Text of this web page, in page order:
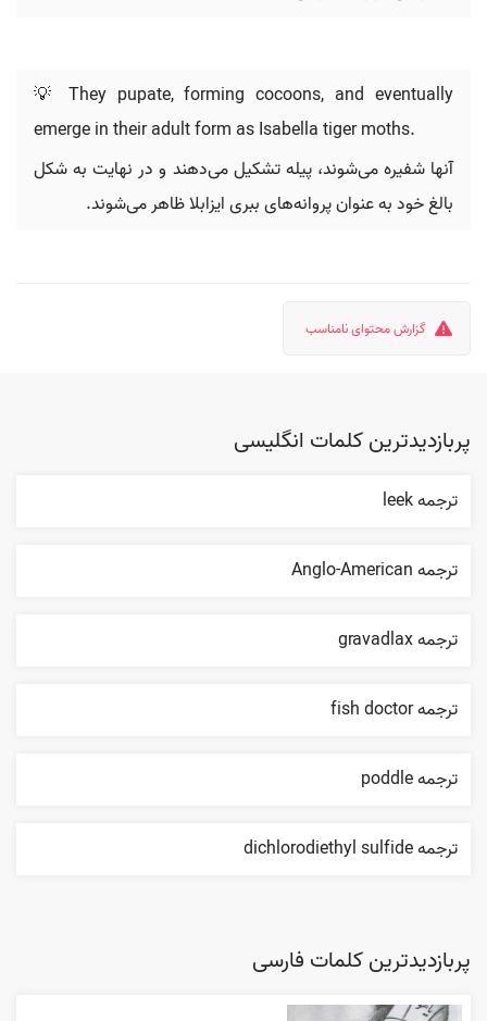
💡 They pupate, forming cocoons, and eventually
emerge in their adult form as Isabella tiger moths.
آنها شفیره می‌شوند، پیله تشکیل می‌دهند و در نهایت به شکل
بالغ خود به عنوان پروانه‌های ببری ایزابلا ظاهر می‌شوند.
گزارش محتوای نامناسب
پربازدیدترین کلمات انگلیسی
ترجمه leek
ترجمه Anglo-American
ترجمه gravadlax
ترجمه fish doctor
ترجمه poddle
ترجمه dichlorodiethyl sulfide
پربازدیدترین کلمات فارسی